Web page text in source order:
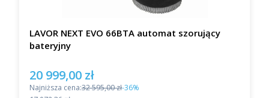
LAVOR NEXT EVO 66BTA automat szorujący
bateryjny
Cena promocyjna
20 999,00 zł
Najniższa cena:32 595,00 zł-36%